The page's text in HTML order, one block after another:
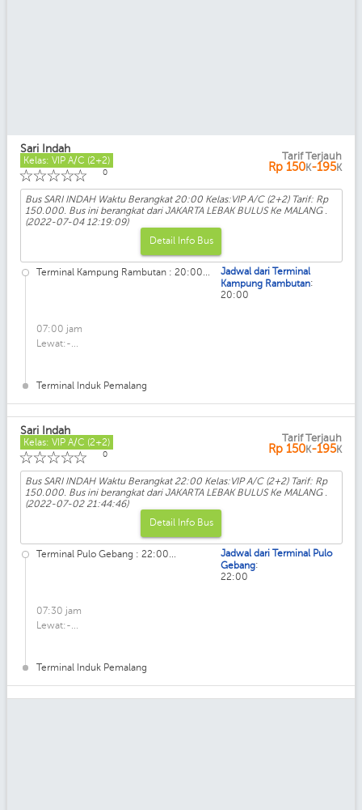
Sari Indah
Kelas: VIP A/C (2+2)
☆
☆
☆
☆
☆ 0
Tarif Terjauh
Rp 150K-195K
Bus SARI INDAH Waktu Berangkat 20:00 Kelas:VIP A/C (2+2) Tarif: Rp
150.000. Bus ini berangkat dari JAKARTA LEBAK BULUS Ke MALANG .
(2022-07-04 12:19:09)
Detail Info Bus
Terminal Kampung Rambutan : 20:00...
07:00 jam
Lewat:-...
Terminal Induk Pemalang
Jadwal dari Terminal
Kampung Rambutan:
20:00
Sari Indah
Kelas: VIP A/C (2+2)
☆
☆
☆
☆
☆ 0
Tarif Terjauh
Rp 150K-195K
Bus SARI INDAH Waktu Berangkat 22:00 Kelas:VIP A/C (2+2) Tarif: Rp
150.000. Bus ini berangkat dari JAKARTA LEBAK BULUS Ke MALANG .
(2022-07-02 21:44:46)
Detail Info Bus
Terminal Pulo Gebang : 22:00...
07:30 jam
Lewat:-...
Terminal Induk Pemalang
Jadwal dari Terminal Pulo
Gebang:
22:00